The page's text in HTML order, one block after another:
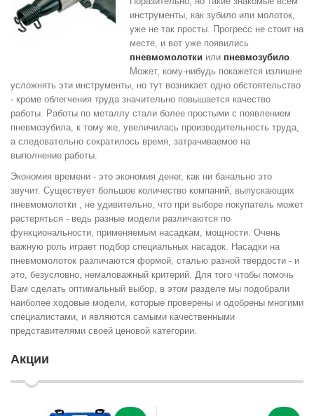
инструменты, как зубило или молоток,
уже не так просты. Прогресс не стоит на
месте, и вот уже появились
пневмомолотки или пневмозубило.
Может, кому-нибудь покажется излишне
усложнять эти инструменты, но тут возникает одно обстоятельство
- кроме облегчения труда значительно повышается качество
работы. Работы по металлу стали более простыми с появлением
пневмозубила, к тому же, увеличилась производительность труда,
а следовательно сократилось время, затрачиваемое на
выполнение работы.
Экономия времени - это экономия денег, как ни банально это
звучит. Существует большое количество компаний, выпускающих
пневмомолотки , не удивительно, что при выборе покупатель может
растеряться - ведь разные модели различаются по
функциональности, применяемым насадкам, мощности. Очень
важную роль играет подбор специальных насадок. Насадки на
пневмомолоток различаются формой, сталью разной твердости - и
это, безусловно, немаловажный критерий. Для того чтобы помочь
Вам сделать оптимальный выбор, в этом разделе мы подобрали
наиболее ходовые модели, которые проверены и одобрены многими
специалистами, и являются самыми качественными
представителями своей ценовой категории.
Акции